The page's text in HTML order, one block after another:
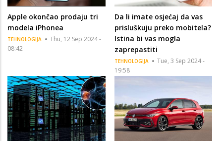
Apple okončao prodaju tri
modela iPhonea
TEHNOLOGIJA
Thu, 12 Sep 2024 -
08:42
Da li imate osjećaj da vas
prisluškuju preko mobitela?
Istina bi vas mogla
zaprepastiti
TEHNOLOGIJA
Tue, 3 Sep 2024 -
19:58